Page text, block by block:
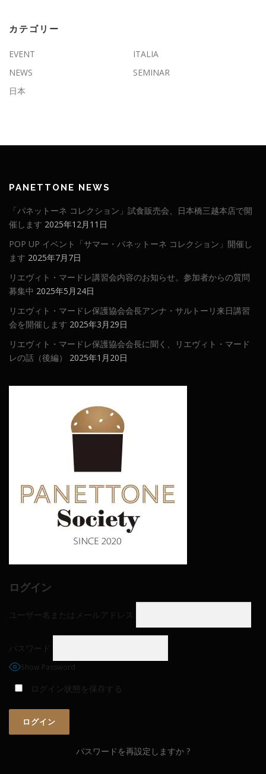
カテゴリー
EVENT
ITALIA
NEWS
SEMINAR
日本
PANETTONE NEWS
「パネットーネ コレクション」試食販売会、日本橋三越本店で開
催します 2025年12月11日
POP UP イベント「サマー・パネットーネ コレクション」開催し
ます 2025年7月7日
リエヴィト・マードレ講習会内容のお知らせ。参加者からの質問
募集中 2025年5月24日
リエヴィト・マードレ保護協会会長アンナ・サルトーリ来日講習
会を開催します 2025年3月29日
リエヴィト・マードレ保護協会会長に聞く、リエヴィト・マード
レの話（後編）
2025年1月20日
ログイン
ユーザー名またはメールアドレス
パスワード
Show Password
ログイン状態を保存する
パスワードを再設定しますか ?